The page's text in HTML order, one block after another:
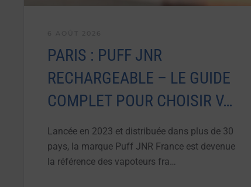
PARIS : PUFF JNR
RECHARGEABLE – LE GUIDE
COMPLET POUR CHOISIR V…
Lancée en 2023 et distribuée dans plus de 30
pays, la marque Puff JNR France est devenue
la référence des vapoteurs fra…